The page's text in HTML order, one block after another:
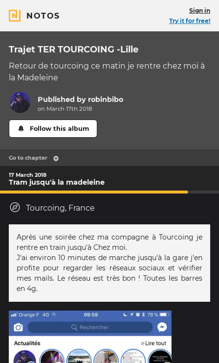
NOTOS
Sign in
Try it for free!
Trajet TER TOURCOING -Lille
Retour de tourcoing ce matin je rentre chez moi à
la Madeleine
Published by robinbibo
on March 17th 2018
Follow this album
Go to chapter
17 March 2018
Tram jusqu'à la madeleine
Tourcoing, France
Après une soirée chez ma compagne à Tourcoing je
rentre en train jusqu'à Chez moi.
J'ai environ 10 minutes de marche jusqu'à la gare j'en
profite pour regarder les réseaux sociaux et vérifier
mes mails. Le réseau est très bon ! Toutes les barres
en 4g.